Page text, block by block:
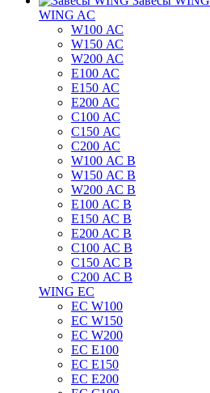
WING AC
W100 АС
W150 АС
W200 АС
E100 АС
E150 АС
E200 АС
C100 АС
C150 АС
C200 АС
W100 АС B
W150 АС B
W200 АС B
E100 АС B
E150 АС B
E200 АС B
C100 АС B
C150 АС B
C200 АС B
WING EC
ЕС W100
ЕС W150
ЕС W200
ЕС E100
ЕС E150
ЕС E200